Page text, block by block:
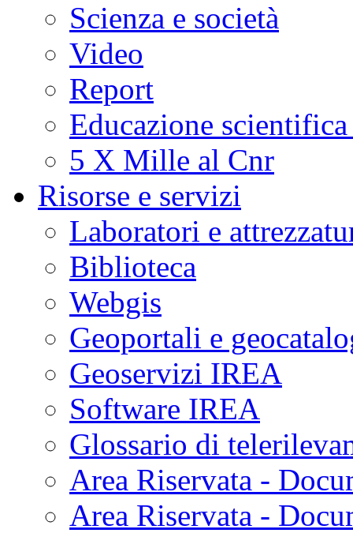
Scienza e società
Video
Report
Educazione
5 X Mille al Cnr
Risorse e servizi
Laboratori e
Biblioteca
Webgis
Geoportali e
Geoservizi IREA
Software IREA
Glossario di
Area Riservata -
Area Riservata -